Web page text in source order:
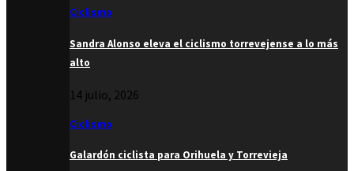
Ciclismo
Sandra Alonso eleva el ciclismo torrevejense a lo más
alto
14 julio, 2026
Ciclismo
Galardón ciclista para Orihuela y Torrevieja